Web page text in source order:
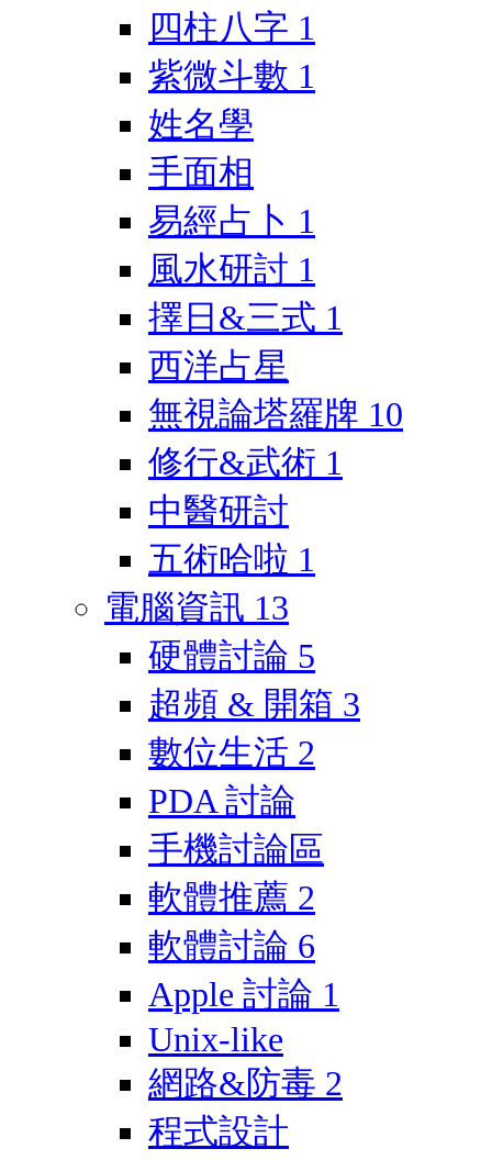
四柱八字 1
紫微斗數 1
姓名學
手面相
易經占卜 1
風水研討 1
擇日&三式 1
西洋占星
無視論塔羅牌 10
修行&武術 1
中醫研討
五術哈啦 1
電腦資訊 13
硬體討論 5
超頻 & 開箱 3
數位生活 2
PDA 討論
手機討論區
軟體推薦 2
軟體討論 6
Apple 討論 1
Unix-like
網路&防毒 2
程式設計